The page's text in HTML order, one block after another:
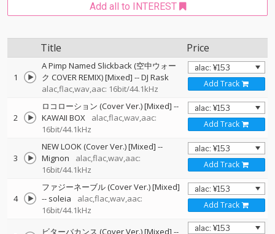
Add all to INTEREST
Title Price
1
A Pimp Named Slickback (空中ウォー
ク COVER REMIX) [Mixed] --DJ Rask
alac,flac,wav,aac: 16bit/44.1kHz
Add Track
2
ロコローション (Cover Ver.) [Mixed] --
KAWAII BOX
alac,flac,wav,aac:
16bit/44.1kHz
Add Track
3
NEW LOOK (Cover Ver.) [Mixed] --
Mignon
alac,flac,wav,aac:
16bit/44.1kHz
Add Track
4
ファジーネーブル (Cover Ver.) [Mixed]
-- soleia
alac,flac,wav,aac:
16bit/44.1kHz
Add Track
ビターバカンス (Cover Ver.) [Mixed] --